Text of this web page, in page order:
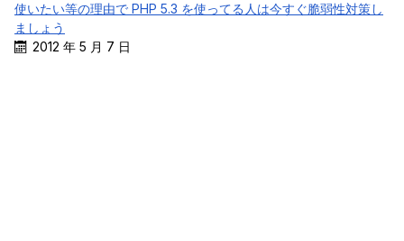
使いたい等の理由で PHP 5.3 を使ってる人は今すぐ脆弱性対策し
ましょう
2012 年 5 月 7 日